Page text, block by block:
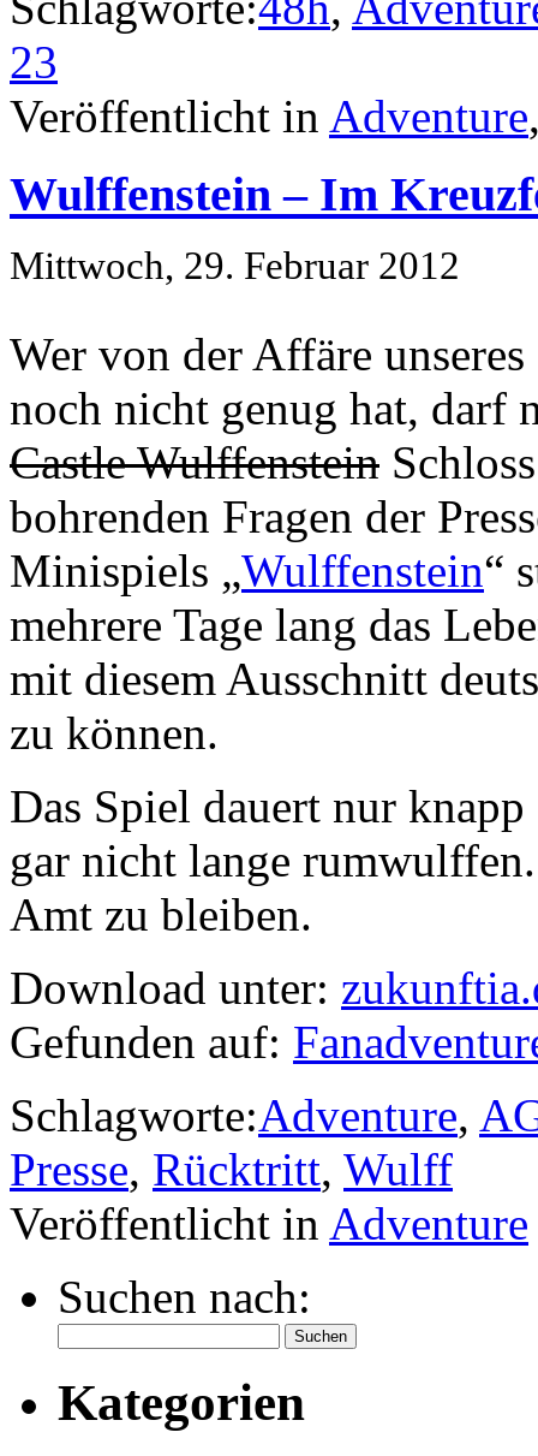
23
Veröffentlicht in Adventure
Wulffenstein – Im
Mittwoch, 29. Februar 2012
Wer von der Affäre
noch nicht genug hat, darf
Castle Wulffenstein
bohrenden Fragen der
Minispiels „Wulffenstein“
mehrere Tage lang das
mit diesem Ausschnitt
zu können.
Das Spiel dauert nur
gar nicht lange
Amt zu bleiben.
Download unter:
Gefunden auf:
Schlagworte:Adventure,
Presse, Rücktritt, Wulff
Veröffentlicht in Adventure
Suchen nach:
Kategorien